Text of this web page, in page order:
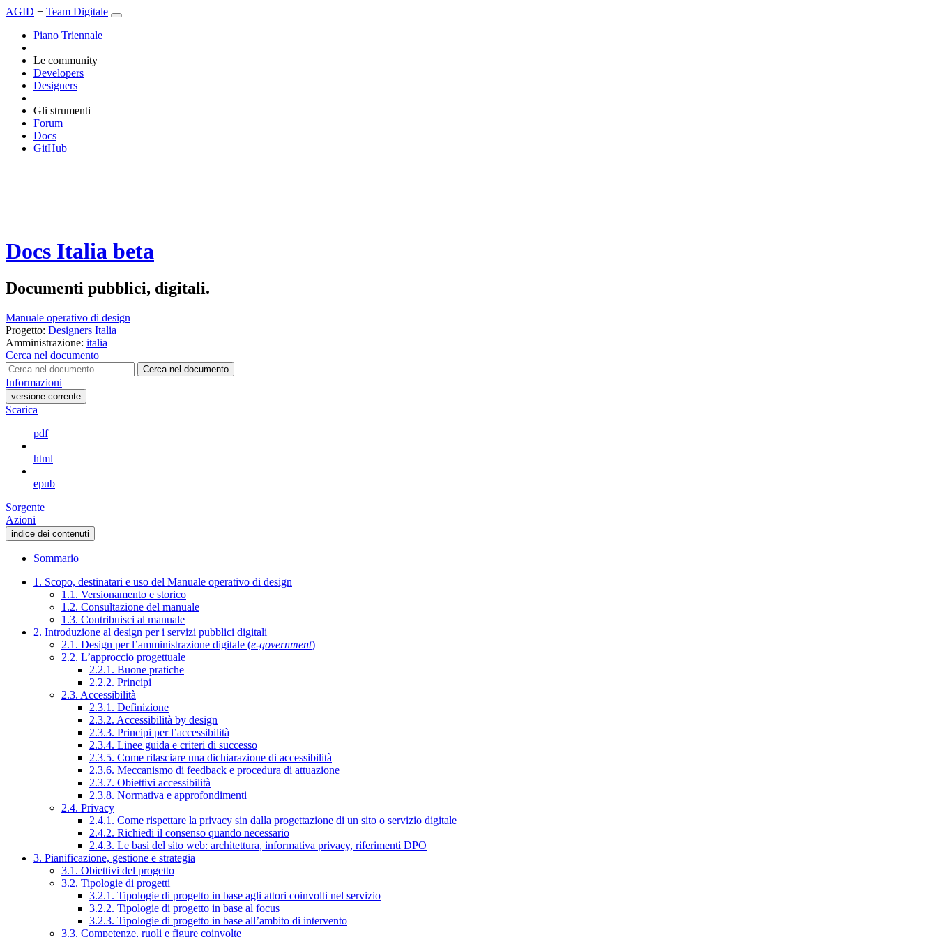
AGID + Team Digitale
Piano Triennale
Le community
Developers
Designers
Gli strumenti
Forum
Docs
GitHub
Docs Italia beta
Documenti pubblici, digitali.
Manuale operativo di design
Progetto: Designers Italia
Amministrazione: italia
Cerca nel documento
Cerca nel documento
Informazioni
versione-corrente
Scarica
pdf
html
epub
Sorgente
Azioni
indice dei contenuti
Sommario
1. Scopo, destinatari e uso del Manuale operativo di design
1.1. Versionamento e storico
1.2. Consultazione del manuale
1.3. Contribuisci al manuale
2. Introduzione al design per i servizi pubblici digitali
2.1. Design per l’amministrazione digitale (e-government)
2.2. L’approccio progettuale
2.2.1. Buone pratiche
2.2.2. Principi
2.3. Accessibilità
2.3.1. Definizione
2.3.2. Accessibilità by design
2.3.3. Principi per l’accessibilità
2.3.4. Linee guida e criteri di successo
2.3.5. Come rilasciare una dichiarazione di accessibilità
2.3.6. Meccanismo di feedback e procedura di attuazione
2.3.7. Obiettivi accessibilità
2.3.8. Normativa e approfondimenti
2.4. Privacy
2.4.1. Come rispettare la privacy sin dalla progettazione di un sito o servizio digitale
2.4.2. Richiedi il consenso quando necessario
2.4.3. Le basi del sito web: architettura, informativa privacy, riferimenti DPO
3. Pianificazione, gestione e strategia
3.1. Obiettivi del progetto
3.2. Tipologie di progetti
3.2.1. Tipologie di progetto in base agli attori coinvolti nel servizio
3.2.2. Tipologie di progetto in base al focus
3.2.3. Tipologie di progetto in base all’ambito di intervento
3.3. Competenze, ruoli e figure coinvolte